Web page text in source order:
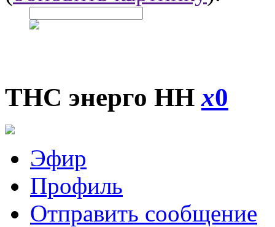
ТНС энерго ННx0
Эфир
Профиль
Отправить сообщение